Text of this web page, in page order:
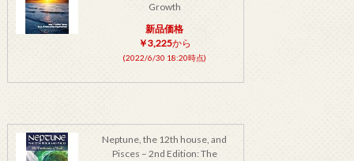
Growth
新品価格
￥3,225から
(2022/6/30 18:20時点)
Neptune, the 12th house, and
Pisces – 2nd Edition: The